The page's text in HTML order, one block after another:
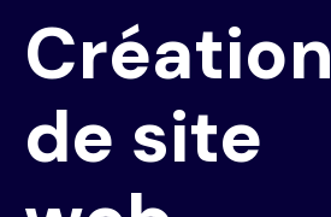
Création
de site